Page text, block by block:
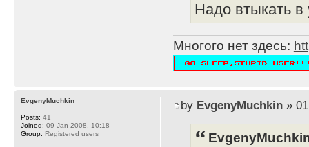
Надо втыкать в
Многого нет здесь:
by EvgenyMuchkin» 01
EvgenyMuchkin
Posts: 41
Joined: 09 Jan 2008, 10:18
Group: Registered users